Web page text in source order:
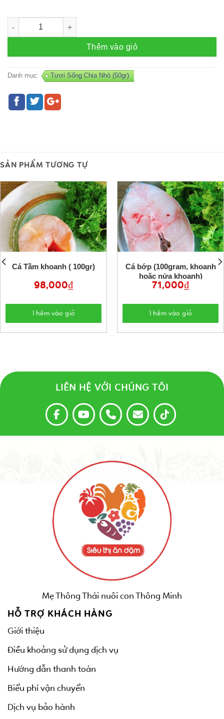
Cá thát lát nạo sẵn (50gr) số lượng
Thêm vào giỏ
Danh mục: Tươi Sống Chia Nhỏ (50gr)
SẢN PHẨM TƯƠNG TỰ
Cá Tầm khoanh ( 100gr)
98,000₫
Thêm vào giỏ
Cá bớp (100gram, khoanh
hoặc nửa khoanh)
71,000₫
Thêm vào giỏ
LIÊN HỆ VỚI CHÚNG TÔI
Mẹ Thông Thái nuôi con Thông Minh
HỖ TRỢ KHÁCH HÀNG
Giới thiệu
Điều khoảng sử dụng dịch vụ
Hướng dẫn thanh toán
Biểu phí vận chuyển
Dịch vụ bảo hành